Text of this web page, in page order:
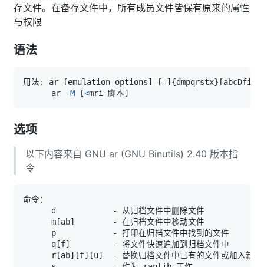
存文件。在备存文件中，所有成员文件皆保有原来的属性
与权限
语法
用法: ar [emulation options] [ - ] {dmpqrstx} [
      ar
-M [<mri-脚本]
选项
以下内容来自 GNU ar (GNU Binutils) 2.40 版本指
令
      m
[ab]
      q
[f]
      r
[ab] [f] [u]